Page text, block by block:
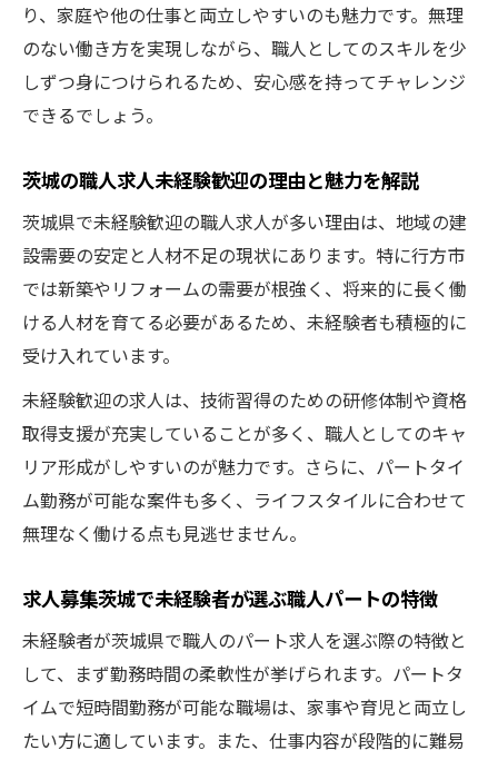
り、家庭や他の仕事と両立しやすいのも魅力です。無理
のない働き方を実現しながら、職人としてのスキルを少
しずつ身につけられるため、安心感を持ってチャレンジ
できるでしょう。
茨城の職人求人未経験歓迎の理由と魅力を解説
茨城県で未経験歓迎の職人求人が多い理由は、地域の建
設需要の安定と人材不足の現状にあります。特に行方市
では新築やリフォームの需要が根強く、将来的に長く働
ける人材を育てる必要があるため、未経験者も積極的に
受け入れています。
未経験歓迎の求人は、技術習得のための研修体制や資格
取得支援が充実していることが多く、職人としてのキャ
リア形成がしやすいのが魅力です。さらに、パートタイ
ム勤務が可能な案件も多く、ライフスタイルに合わせて
無理なく働ける点も見逃せません。
求人募集茨城で未経験者が選ぶ職人パートの特徴
未経験者が茨城県で職人のパート求人を選ぶ際の特徴と
して、まず勤務時間の柔軟性が挙げられます。パートタ
イムで短時間勤務が可能な職場は、家事や育児と両立し
たい方に適しています。また、仕事内容が段階的に難易